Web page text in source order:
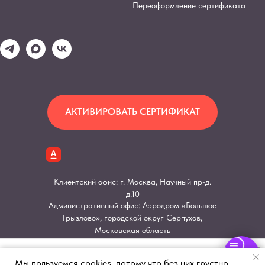
Переоформление сертификата
АКТИВИРОВАТЬ СЕРТИФИКАТ
Административный офис: Аэродром «Большое
Грызлово», городской округ Серпухов,
Московская область
Разработка и поддержка сайтаeshurin.ru
Клиентский офис: г. Москва, Научный пр-д.
д.10